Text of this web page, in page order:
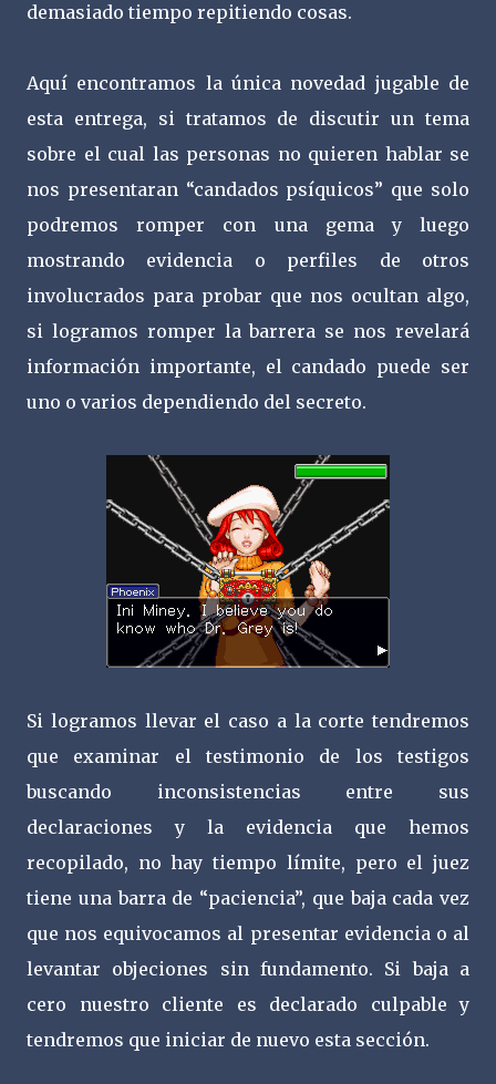
demasiado tiempo repitiendo cosas.
Aquí encontramos la única novedad jugable de
esta entrega, si tratamos de discutir un tema
sobre el cual las personas no quieren hablar se
nos presentaran “candados psíquicos” que solo
podremos romper con una gema y luego
mostrando evidencia o perfiles de otros
involucrados para probar que nos ocultan algo,
si logramos romper la barrera se nos revelará
información importante, el candado puede ser
uno o varios dependiendo del secreto.
Si logramos llevar el caso a la corte tendremos
que examinar el testimonio de los testigos
buscando inconsistencias entre sus
declaraciones y la evidencia que hemos
recopilado, no hay tiempo límite, pero el juez
tiene una barra de “paciencia”, que baja cada vez
que nos equivocamos al presentar evidencia o al
levantar objeciones sin fundamento. Si baja a
cero nuestro cliente es declarado culpable y
tendremos que iniciar de nuevo esta sección.